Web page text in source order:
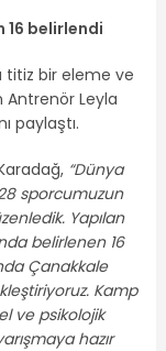
belirlendi
titiz bir eleme ve
Antrenör Leyla
paylaştı.
“Dünya
28 sporcumuzun
Yapılan
belirlenen 16
Çanakkale
Kamp
ve psikolojik
hazır